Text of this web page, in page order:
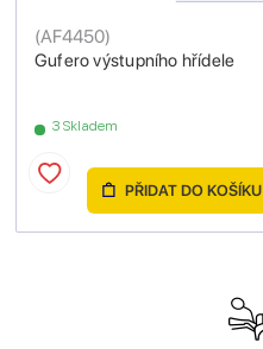
Gufero výstupního hřídele
(AF4450)
3 Skladem
PŘIDAT DO KOŠÍKU